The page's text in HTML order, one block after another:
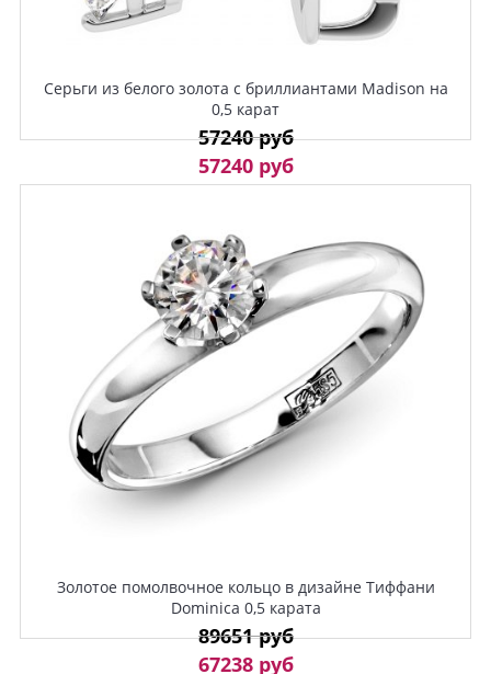
Серьги из белого золота с бриллиантами Madison на
0,5 карат
57240 руб
57240 руб
Золотое помолвочное кольцо в дизайне Тиффани
Dominica 0,5 карата
89651 руб
67238 руб